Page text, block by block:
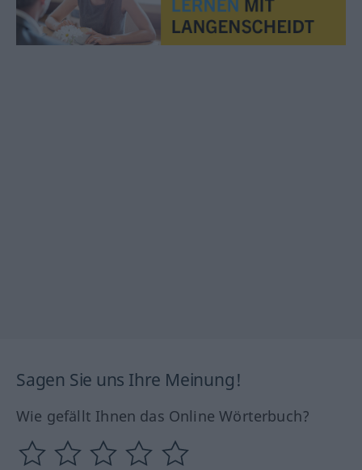
Sagen Sie uns Ihre Meinung!
Wie gefällt Ihnen das Online Wörterbuch?